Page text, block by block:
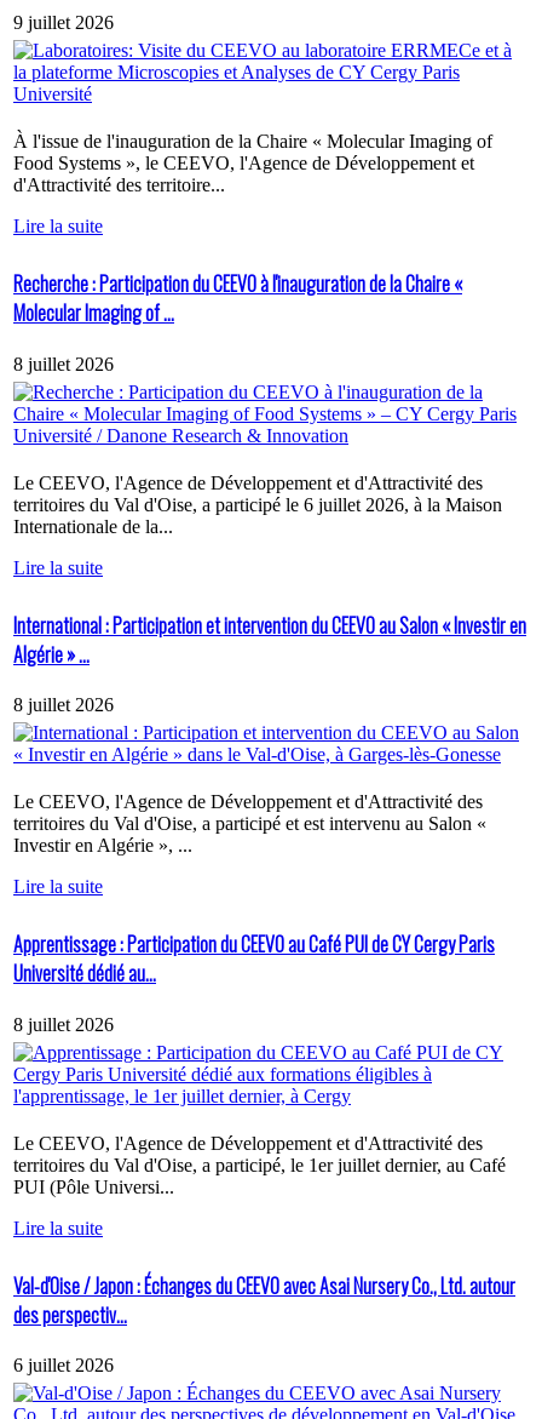
9 juillet 2026
À l'issue de l'inauguration de la Chaire « Molecular Imaging of
Food Systems », le CEEVO, l'Agence de Développement et
d'Attractivité des territoire...
Lire la suite
Recherche : Participation du CEEVO à l'inauguration de la Chaire «
Molecular Imaging of ...
8 juillet 2026
Le CEEVO, l'Agence de Développement et d'Attractivité des
territoires du Val d'Oise, a participé le 6 juillet 2026, à la Maison
Internationale de la...
Lire la suite
International : Participation et intervention du CEEVO au Salon « Investir en
Algérie » ...
8 juillet 2026
Le CEEVO, l'Agence de Développement et d'Attractivité des
territoires du Val d'Oise, a participé et est intervenu au Salon «
Investir en Algérie », ...
Lire la suite
Apprentissage : Participation du CEEVO au Café PUI de CY Cergy Paris
Université dédié au...
8 juillet 2026
Le CEEVO, l'Agence de Développement et d'Attractivité des
territoires du Val d'Oise, a participé, le 1er juillet dernier, au Café
PUI (Pôle Universi...
Lire la suite
Val-d'Oise / Japon : Échanges du CEEVO avec Asai Nursery Co., Ltd. autour
des perspectiv...
6 juillet 2026